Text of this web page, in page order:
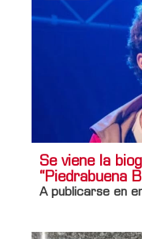
Se viene la
“Piedrabuena
A publicarse en